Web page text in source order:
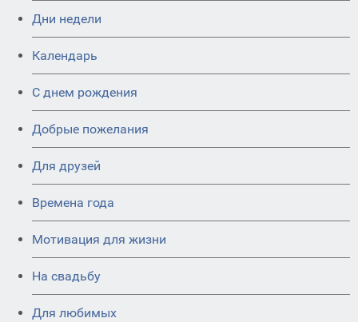
Дни недели
Календарь
C днем рождения
Добрые пожелания
Для друзей
Времена года
Мотивация для жизни
На свадьбу
Для любимых